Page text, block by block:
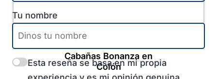
Cabañas Bonanza en
Colón
Tu nombre
Esta reseña se basa en mi propia